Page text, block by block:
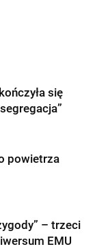
się
powietrza
– trzeci
EMU